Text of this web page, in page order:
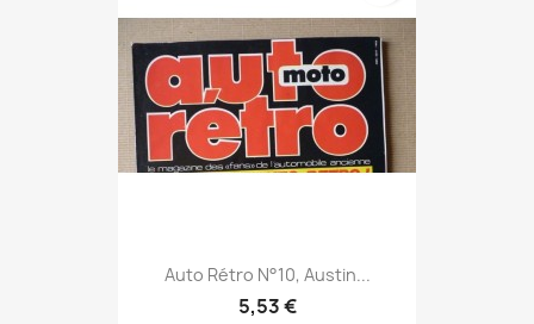
Auto Rétro N°10, Austin...
5,53 €